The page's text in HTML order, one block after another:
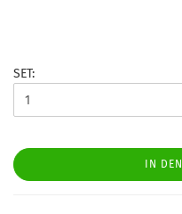
SET:
IN